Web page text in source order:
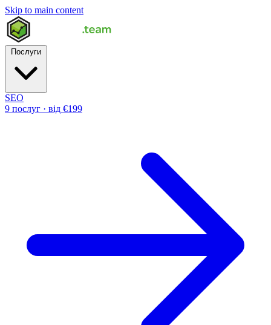
Skip to main content
SEO
9 послуг · від €199